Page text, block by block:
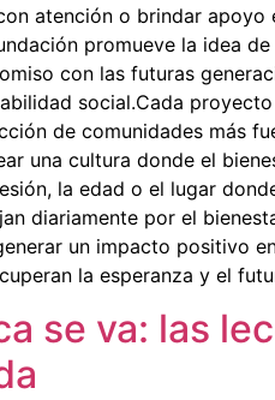
atención o brindar
promueve la idea
con las futuras
social.Cada
de comunidades más
una cultura donde el
la edad o el lugar
diariamente por el
un impacto positivo
la esperanza y el
se va: las